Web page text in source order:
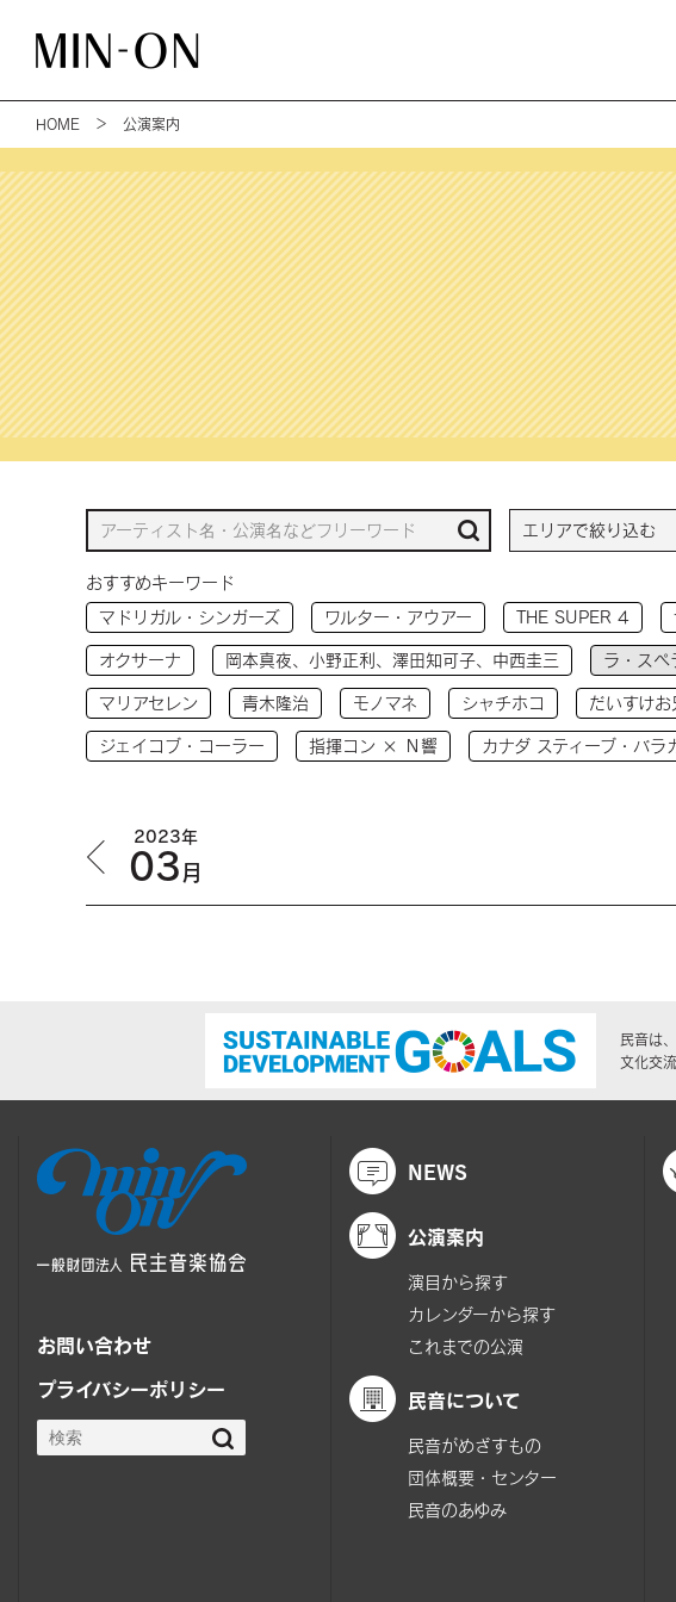
HOME ＞ 公演案内
おすすめキーワード
マドリガル・シンガーズ
ワルター・アウアー THE SUPER 4
オクサーナ 岡本真夜、小野正利、澤田知可子、中西圭三 ラ・スペ
マリアセレン 青木隆治 モノマネ シャチホコ だいすけ
ジェイコブ・コーラー 指揮コン × Ｎ響 カナダ スティーブ・バラ
2023年
03月
民音は
文化交
お問い合わせ
プライバシーポリシー
NEWS
公演案内
演目から探す
カレンダーから探す
これまでの公演
民音について
民音がめざすもの
団体概要・センター
民音のあゆみ